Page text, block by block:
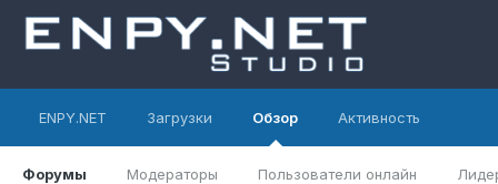
ENPY.NET Загрузки Обзор
Форумы Модераторы Пользователи онлайн
Активность